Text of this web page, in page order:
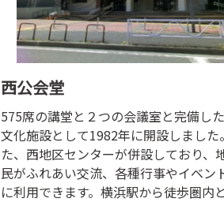
西公会堂
575席の講堂と２つの会議室と完備し
文化施設として1982年に開設しました
た、西地区センターが併設しており、
民がふれあい交流、各種行事やイベン
に利用できます。横浜駅から徒歩圏内